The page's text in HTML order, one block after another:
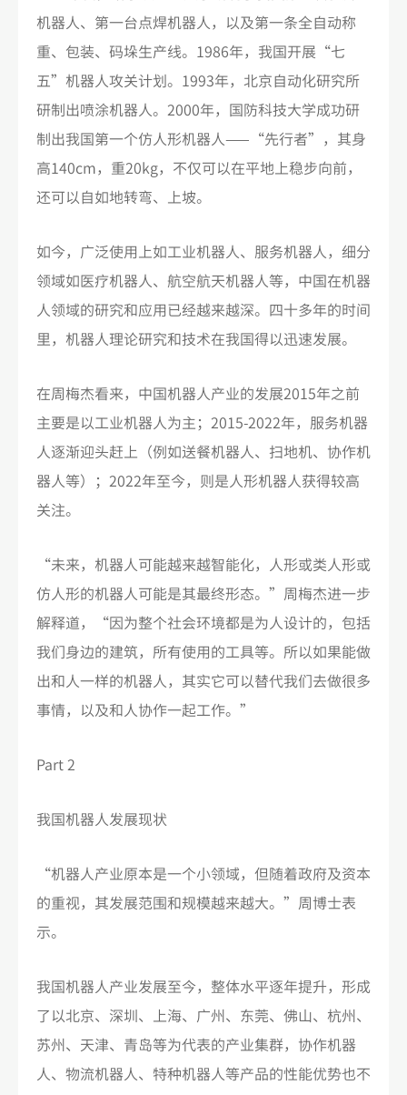
机器人、第一台点焊机器人，以及第一条全自动称
重、包装、码垛生产线。1986年，我国开展“七
五”机器人攻关计划。1993年，北京自动化研究所
研制出喷涂机器人。2000年，国防科技大学成功研
制出我国第一个仿人形机器人——“先行者”，其身
高140cm，重20kg，不仅可以在平地上稳步向前，
还可以自如地转弯、上坡。
如今，广泛使用上如工业机器人、服务机器人，细分
领域如医疗机器人、航空航天机器人等，中国在机器
人领域的研究和应用已经越来越深。四十多年的时间
里，机器人理论研究和技术在我国得以迅速发展。
在周梅杰看来，中国机器人产业的发展2015年之前
主要是以工业机器人为主；2015-2022年，服务机器
人逐渐迎头赶上（例如送餐机器人、扫地机、协作机
器人等）；2022年至今，则是人形机器人获得较高
关注。
“未来，机器人可能越来越智能化，人形或类人形或
仿人形的机器人可能是其最终形态。”周梅杰进一步
解释道，“因为整个社会环境都是为人设计的，包括
我们身边的建筑，所有使用的工具等。所以如果能做
出和人一样的机器人，其实它可以替代我们去做很多
事情，以及和人协作一起工作。”
Part 2
我国机器人发展现状
“机器人产业原本是一个小领域，但随着政府及资本
的重视，其发展范围和规模越来越大。”周博士表
示。
我国机器人产业发展至今，整体水平逐年提升，形成
了以北京、深圳、上海、广州、东莞、佛山、杭州、
苏州、天津、青岛等为代表的产业集群，协作机器
人、物流机器人、特种机器人等产品的性能优势也不